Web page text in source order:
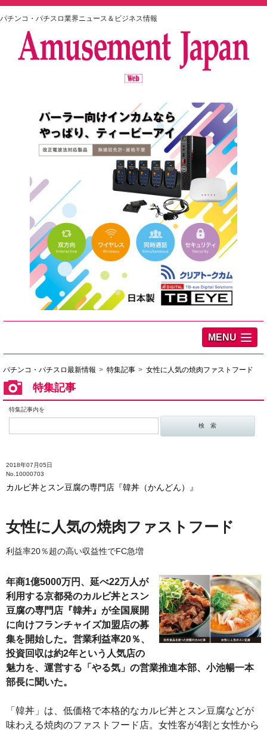
パチンコ・パチスロ業界ニュース＆ビジネス情報
MENU
パチンコ・パチスロ最新情報 特集記事 女性に人気の焼肉ファストフード
特集記事
特集記事内を
2018年07月05日
No.10000703
カルビ丼とスン豆腐の専門店『韓丼（かんどん）』
女性に人気の焼肉ファストフード
利益率20％超の高い収益性でFC急増
年商1億5000万円、延べ22万人が
利用する京都発のカルビ丼とスン
豆腐の専門店『韓丼』が全国展開
に向けフランチャイズ加盟店の募
集を開始した。営業利益率20％、
投資回収は約2年という人気店の
魅力を、運営する「やる気」の営業推進本部、小池暢一本
部長に聞いた。
「韓丼」は、低価格で本格的なカルビ丼とスン豆腐などが
味わえる焼肉のファストフード店。女性客が4割と女性から